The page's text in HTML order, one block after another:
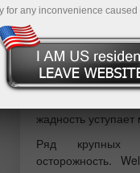
Research,
Оно выглядит
индекс
на Ближнем
инфляции. Но
жадность уступает
Ряд крупных
осторожность.
for any inconvenience